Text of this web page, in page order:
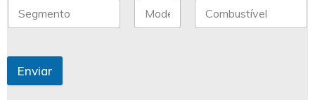
Enviar